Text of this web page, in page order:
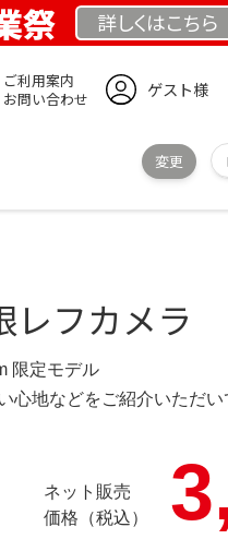
祭 詳しくはこちら
ご利用案内
お問い合わせ
ゲスト様
変更
レフカメラ
限定モデル
心地などをご紹介いただい
ネット販売
価格（税込）